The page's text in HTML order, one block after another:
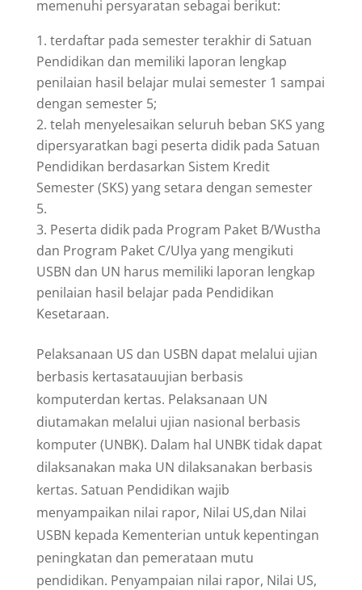
memenuhi persyaratan sebagai berikut:
terdaftar pada semester terakhir di Satuan
Pendidikan dan memiliki laporan lengkap
penilaian hasil belajar mulai semester 1 sampai
dengan semester 5;
telah menyelesaikan seluruh beban SKS yang
dipersyaratkan bagi peserta didik pada Satuan
Pendidikan berdasarkan Sistem Kredit
Semester (SKS) yang setara dengan semester
5.
Peserta didik pada Program Paket B/Wustha
dan Program Paket C/Ulya yang mengikuti
USBN dan UN harus memiliki laporan lengkap
penilaian hasil belajar pada Pendidikan
Kesetaraan.
Pelaksanaan US dan USBN dapat melalui ujian
berbasis kertasatauujian berbasis
komputerdan kertas. Pelaksanaan UN
diutamakan melalui ujian nasional berbasis
komputer (UNBK). Dalam hal UNBK tidak dapat
dilaksanakan maka UN dilaksanakan berbasis
kertas. Satuan Pendidikan wajib
menyampaikan nilai rapor, Nilai US,dan Nilai
USBN kepada Kementerian untuk kepentingan
peningkatan dan pemerataan mutu
pendidikan. Penyampaian nilai rapor, Nilai US,